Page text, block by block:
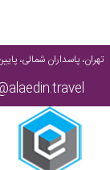
تهران، پاسداران شمالی،